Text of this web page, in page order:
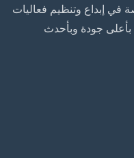
في إبداع وتنظيم فعاليات
جودة وبأحدث